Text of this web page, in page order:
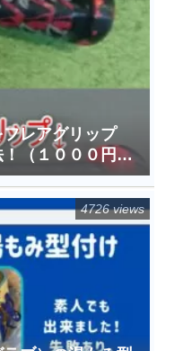
レアグリップ
！（１０００円ち
4726 views